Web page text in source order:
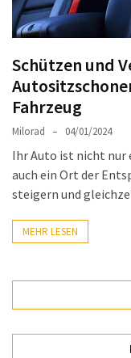
braucht:
Empfohlene
für
glänzende
Fahrzeuge
sicher
im
Auto:
Wie
man
richtigen
und
Schützen und
Fahrzeug
Milorad 04/01/2024
Ihr Auto ist nicht
auch ein Ort der
steigern und
MEHR LESEN